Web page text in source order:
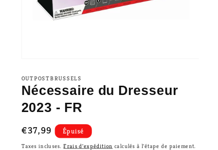
OUTPOSTBRUSSELS
Nécessaire du Dresseur
2023 - FR
Prix
habituel
€37,99 Épuisé
Taxes incluses.Frais d'expédition calculés à l'étape de paiement.